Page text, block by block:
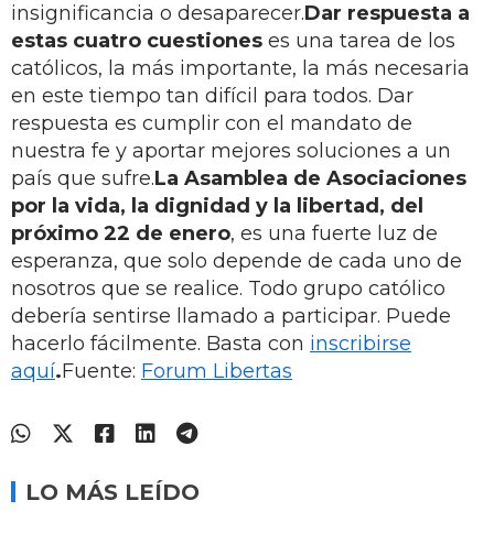
insignificancia o desaparecer.Dar respuesta a
estas cuatro cuestiones es una tarea de los
católicos, la más importante, la más necesaria
en este tiempo tan difícil para todos. Dar
respuesta es cumplir con el mandato de
nuestra fe y aportar mejores soluciones a un
país que sufre.La Asamblea de Asociaciones
por la vida, la dignidad y la libertad, del
próximo 22 de enero, es una fuerte luz de
esperanza, que solo depende de cada uno de
nosotros que se realice. Todo grupo católico
debería sentirse llamado a participar. Puede
hacerlo fácilmente. Basta con inscribirse
aquí.Fuente: Forum Libertas
LO MÁS LEÍDO